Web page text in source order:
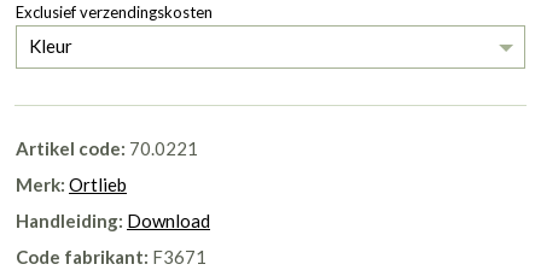
Exclusief verzendingskosten
Kleur
Artikel code: 70.0221
Merk: Ortlieb
Handleiding: Download
Code fabrikant: F3671